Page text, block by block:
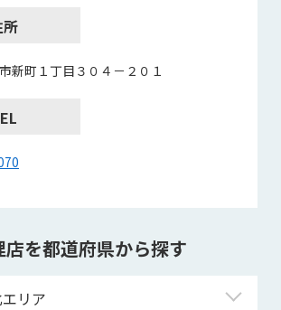
新町１丁目３０４－２０１
店を都道府県から探す
リア